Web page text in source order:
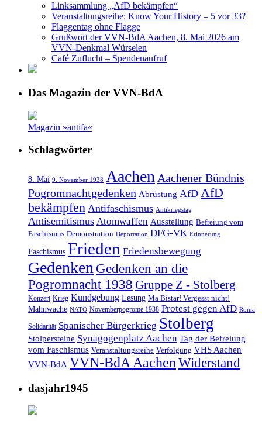
Linksammlung „AfD bekämpfen“
Veranstaltungsreihe: Know Your History – 5 vor 33?
Flaggentag ohne Flagge
Grußwort der VVN-BdA Aachen, 8. Mai 2026 am
VVN-Denkmal Würselen
Café Zuflucht – Spendenaufruf
Das Magazin der VVN-BdA
Magazin »antifa«
Schlagwörter
8. Mai 9. November 1938 Aachen Aachener Bündnis
Pogromnachtgedenken Abrüstung AfD AfD
bekämpfen Antifaschismus Antikriegstag
Antisemitismus Atomwaffen Ausstellung Befreiung vom
Faschismus Demonstration Deportation DFG-VK Erinnerung
Faschismus Frieden Friedensbewegung
Gedenken Gedenken an die
Pogromnacht 1938 Gruppe Z - Stolberg
Konzert Krieg Kundgebung Lesung Ma Bistar! Vergesst nicht!
Mahnwache NATO Novemberpogrome 1938 Protest gegen AfD Roma
Solidarität Spanischer Bürgerkrieg Stolberg
Stolpersteine Synagogenplatz Aachen Tag der Befreiung
vom Faschismus Veranstaltungsreihe Verfolgung VHS Aachen
VVN-BdA VVN-BdA AachenWiderstand
dasjahr1945